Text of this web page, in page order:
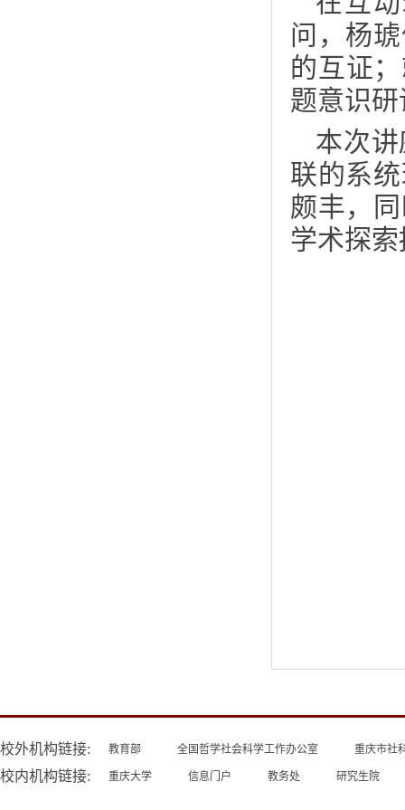
问，杨
的互证
题意识
本次
联的系
颇丰，
学术探
校外机构链接: 教育部 全国哲学社会科学工作办公室 重庆市社
校内机构链接: 重庆大学 信息门户 教务处 研究生院